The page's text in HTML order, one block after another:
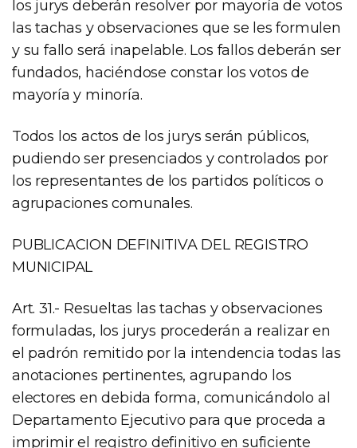
los jurys deberán resolver por mayoría de votos
las tachas y observaciones que se les formulen
y su fallo será inapelable. Los fallos deberán ser
fundados, haciéndose constar los votos de
mayoría y minoría.
Todos los actos de los jurys serán públicos,
pudiendo ser presenciados y controlados por
los representantes de los partidos políticos o
agrupaciones comunales.
PUBLICACION DEFINITIVA DEL REGISTRO
MUNICIPAL
Art. 31.- Resueltas las tachas y observaciones
formuladas, los jurys procederán a realizar en
el padrón remitido por la intendencia todas las
anotaciones pertinentes, agrupando los
electores en debida forma, comunicándolo al
Departamento Ejecutivo para que proceda a
imprimir el registro definitivo en suficiente